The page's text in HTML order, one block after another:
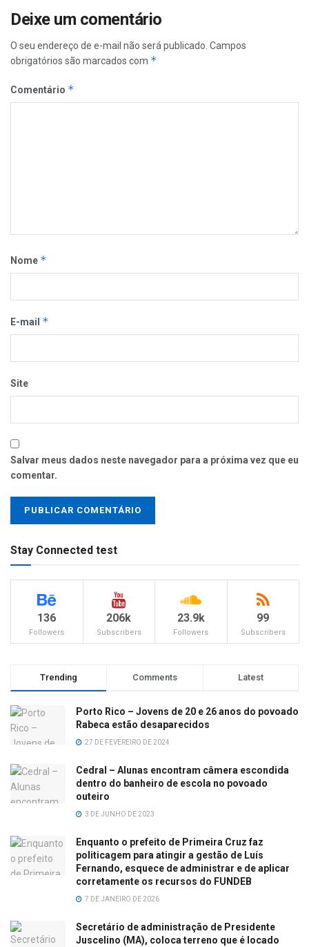
Deixe um comentário
O seu endereço de e-mail não será publicado. Campos
obrigatórios são marcados com *
Comentário *
Nome *
E-mail *
Site
Salvar meus dados neste navegador para a próxima vez que eu
comentar.
Stay Connected test
136
Followers
206k
Subscribers
23.9k
Followers
99
Subscribers
Trending Comments Latest
Porto Rico – Jovens de 20 e 26 anos do povoado
Rabeca estão desaparecidos
27 DE FEVEREIRO DE 2024
Cedral – Alunas encontram câmera escondida
dentro do banheiro de escola no povoado
outeiro
3 DE JUNHO DE 2023
Enquanto o prefeito de Primeira Cruz faz
politicagem para atingir a gestão de Luís
Fernando, esquece de administrar e de aplicar
corretamente os recursos do FUNDEB
7 DE JANEIRO DE 2026
Secretário de administração de Presidente
Juscelino (MA), coloca terreno que é locado